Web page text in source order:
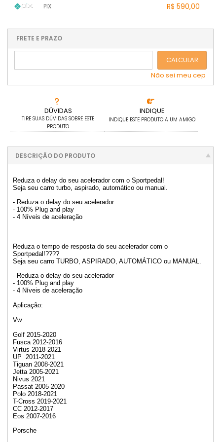
DÚVIDAS
TIRE SUAS DÚVIDAS SOBRE ESTE
PRODUTO
INDIQUE
INDIQUE ESTE PRODUTO A UM AMIGO
4x sem juros de R$ 147,50
5x sem juros de R$ 118,00
.
.
PIX R$ 590,00
...
....
FRETE E PRAZO
CALCULAR
Não sei meu cep
DESCRIÇÃO DO PRODUTO
Reduza o delay do seu acelerador com o Sportpedal!
Seja seu carro turbo, aspirado, automático ou manual.
- Reduza o delay do seu acelerador
- 100% Plug and play
- 4 Níveis de aceleração
Reduza o tempo de resposta do seu acelerador com o
Sportpedal!????
Seja seu carro TURBO, ASPIRADO, AUTOMÁTICO ou MANUAL.
- Reduza o delay do seu acelerador
- 100% Plug and play
- 4 Níveis de aceleração
Aplicação:
Vw
Golf 2015-2020
Fusca 2012-2016
Virtus 2018-2021
UP 2011-2021
Tiguan 2008-2021
Jetta 2005-2021
Nivus 2021
Passat 2005-2020
Polo 2018-2021
T-Cross 2019-2021
CC 2012-2017
Eos 2007-2016
Porsche